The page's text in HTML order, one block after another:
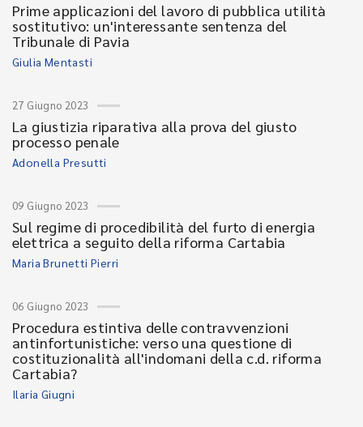
Prime applicazioni del lavoro di pubblica utilità
sostitutivo: un'interessante sentenza del
Tribunale di Pavia
Giulia Mentasti
27 Giugno 2023
La giustizia riparativa alla prova del giusto
processo penale
Adonella Presutti
09 Giugno 2023
Sul regime di procedibilità del furto di energia
elettrica a seguito della riforma Cartabia
Maria Brunetti Pierri
06 Giugno 2023
Procedura estintiva delle contravvenzioni
antinfortunistiche: verso una questione di
costituzionalità all'indomani della c.d. riforma
Cartabia?
Ilaria Giugni